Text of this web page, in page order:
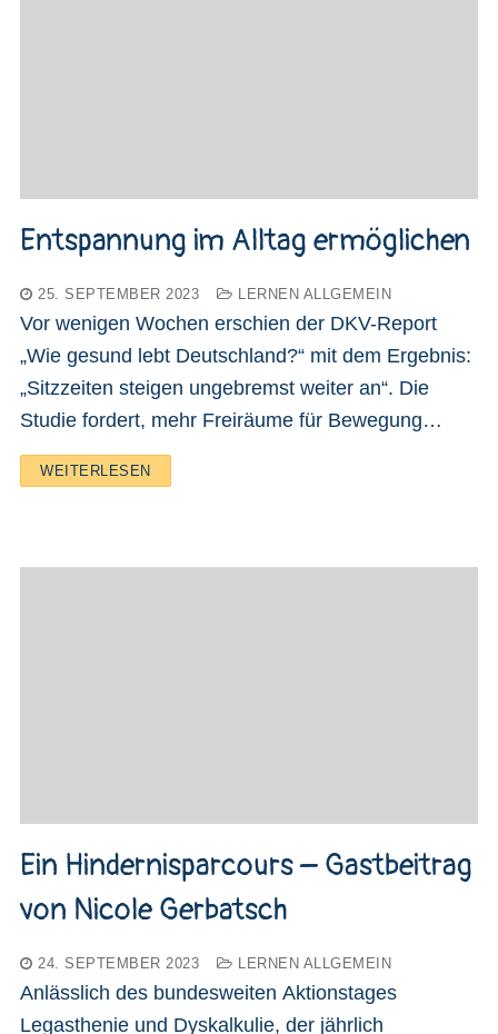
Entspannung im Alltag ermöglichen
25. SEPTEMBER 2023 LERNEN ALLGEMEIN
Vor wenigen Wochen erschien der DKV-Report
„Wie gesund lebt Deutschland?“ mit dem Ergebnis:
„Sitzzeiten steigen ungebremst weiter an“. Die
Studie fordert, mehr Freiräume für Bewegung…
WEITERLESEN
Ein Hindernisparcours – Gastbeitrag
von Nicole Gerbatsch
24. SEPTEMBER 2023 LERNEN ALLGEMEIN
Anlässlich des bundesweiten Aktionstages
Legasthenie und Dyskalkulie, der jährlich